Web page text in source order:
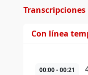
Transcripciones
Con línea
00:00 - 00:21